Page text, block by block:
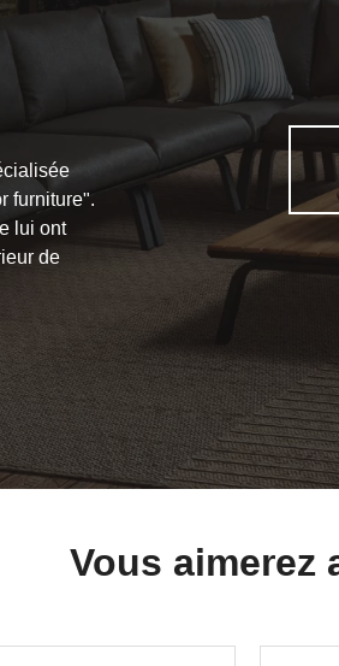
furniture".
lui ont
de
Vous aimerez